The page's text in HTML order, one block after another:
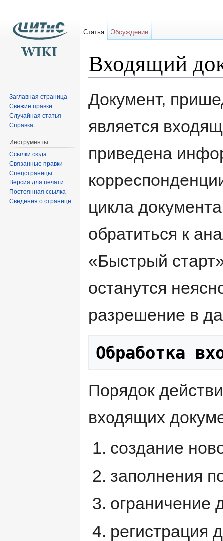
Входящий
Документ,
является
приведена
цикла
обратиться к
«Быстрый
останутся
разрешение в
Обработка
Порядок
входящих
создание
заполнения
ограничение
регистрация
Статья Обсуждение
Заглавная страница
Свежие правки
Случайная статья
Справка
Инструменты
Ссылки сюда
Связанные правки
Спецстраницы
Версия для печати
Постоянная ссылка
Сведения о странице